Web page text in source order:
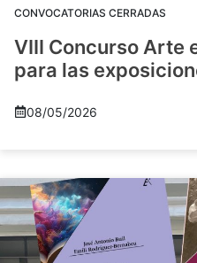
CONVOCATORIAS CERRADAS
VIII Concurso Arte
para las
08/05/2026